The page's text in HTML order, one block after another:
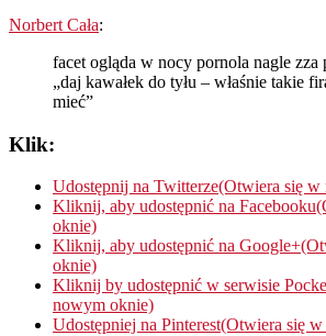
Norbert Cała:
facet ogląda w nocy pornola nagle zza
„daj kawałek do tyłu – właśnie takie
mieć”
Klik:
Udostępnij na Twitterze(Otwiera się
Kliknij, aby udostępnić na
oknie)
Kliknij, aby udostępnić na
oknie)
Kliknij by udostępnić w serwisie
nowym oknie)
Udostępniej na Pinterest(Otwiera się